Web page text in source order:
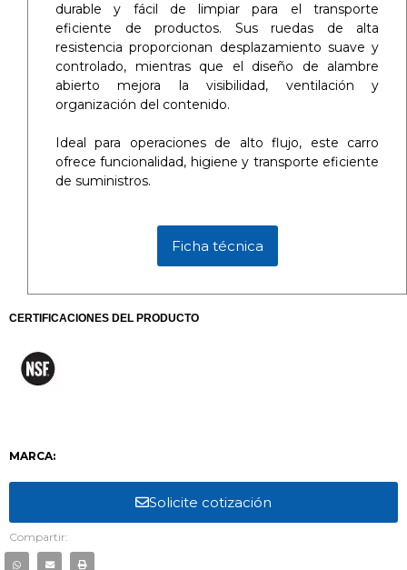
durable y fácil de limpiar para el transporte
eficiente de productos. Sus ruedas de alta
resistencia proporcionan desplazamiento suave y
controlado, mientras que el diseño de alambre
abierto mejora la visibilidad, ventilación y
organización del contenido.
Ideal para operaciones de alto flujo, este carro
ofrece funcionalidad, higiene y transporte eficiente
de suministros.
Ficha técnica
CERTIFICACIONES DEL PRODUCTO
MARCA:
Solicite cotización
Compartir: